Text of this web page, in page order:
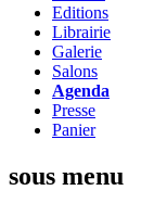
Editions
Librairie
Galerie
Salons
Agenda
Presse
Panier
sous menu